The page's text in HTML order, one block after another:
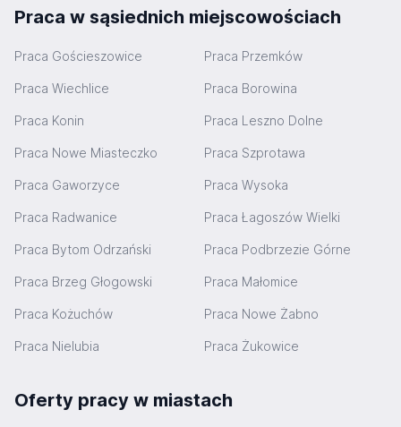
Praca w sąsiednich miejscowościach
Praca Gościeszowice Praca Przemków
Praca Wiechlice Praca Borowina
Praca Konin Praca Leszno Dolne
Praca Nowe Miasteczko Praca Szprotawa
Praca Gaworzyce Praca Wysoka
Praca Radwanice Praca Łagoszów Wielki
Praca Bytom Odrzański Praca Podbrzezie Górne
Praca Brzeg Głogowski Praca Małomice
Praca Kożuchów Praca Nowe Żabno
Praca Nielubia Praca Żukowice
Oferty pracy w miastach